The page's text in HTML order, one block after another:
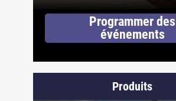
Programmer des
événements
Produits